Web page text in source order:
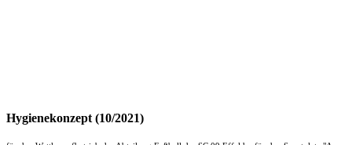
Hygienekonzept (10/2021)